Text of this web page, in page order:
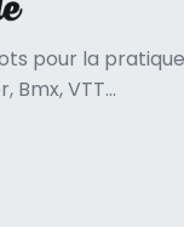
pour la
Bmx, VTT...